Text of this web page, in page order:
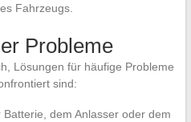
Fahrzeugs.
Probleme
Lösungen für häufige Probleme
sind:
dem Anlasser oder dem